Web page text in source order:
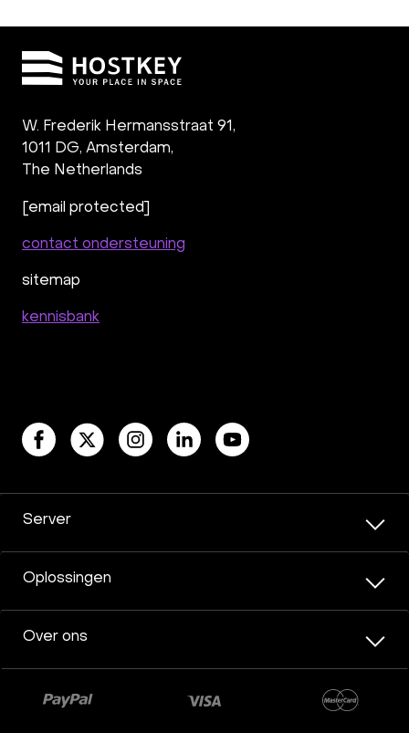
W. Frederik Hermansstraat 91,
1011 DG, Amsterdam,
The Netherlands
[email protected]
contact ondersteuning
sitemap
kennisbank
Server
Oplossingen
Over ons